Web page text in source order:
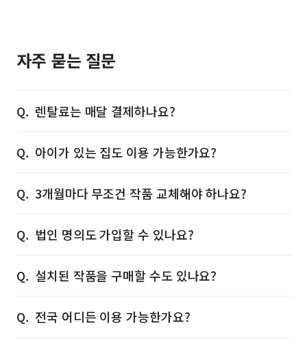
자주 묻는 질문
렌탈료는 매달 결제하나요?
아이가 있는 집도 이용 가능한가요?
3개월마다 무조건 작품 교체해야 하나요?
법인 명의도 가입할 수 있나요?
설치된 작품을 구매할 수도 있나요?
전국 어디든 이용 가능한가요?